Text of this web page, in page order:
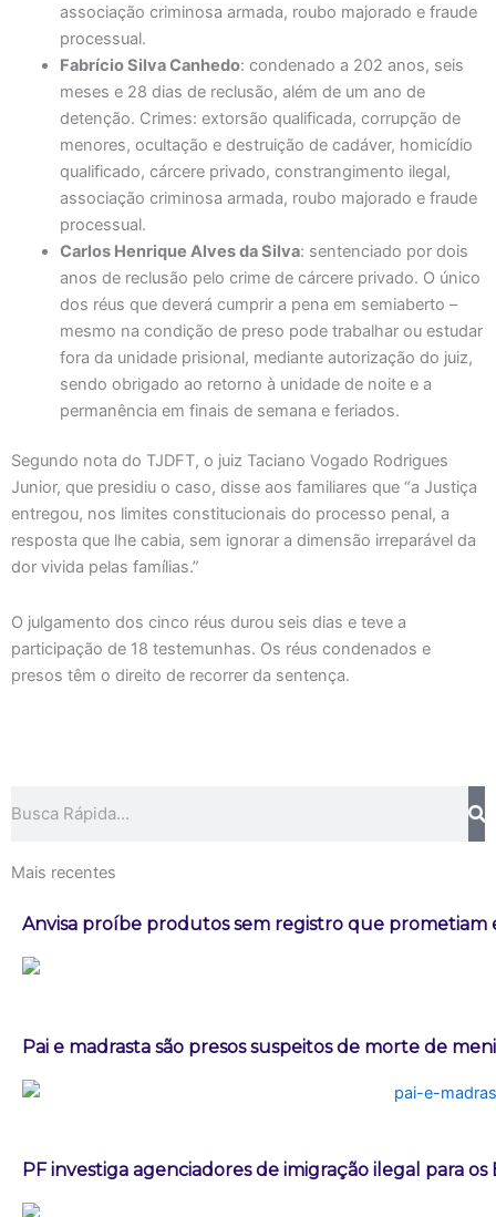
associação criminosa armada, roubo majorado e fraude
processual.
Fabrício Silva Canhedo: condenado a 202 anos, seis
meses e 28 dias de reclusão, além de um ano de
detenção. Crimes: extorsão qualificada, corrupção de
menores, ocultação e destruição de cadáver, homicídio
qualificado, cárcere privado, constrangimento ilegal,
associação criminosa armada, roubo majorado e fraude
processual.
Carlos Henrique Alves da Silva: sentenciado por dois
anos de reclusão pelo crime de cárcere privado. O único
dos réus que deverá cumprir a pena em semiaberto –
mesmo na condição de preso pode trabalhar ou estudar
fora da unidade prisional, mediante autorização do juiz,
sendo obrigado ao retorno à unidade de noite e a
permanência em finais de semana e feriados.
Segundo nota do TJDFT, o juiz Taciano Vogado Rodrigues
Junior, que presidiu o caso, disse aos familiares que “a Justiça
entregou, nos limites constitucionais do processo penal, a
resposta que lhe cabia, sem ignorar a dimensão irreparável da
dor vivida pelas famílias.”
O julgamento dos cinco réus durou seis dias e teve a
participação de 18 testemunhas. Os réus condenados e
presos têm o direito de recorrer da sentença.
Mais recentes
Anvisa proíbe produtos sem registro que prometiam
Pai e madrasta são presos suspeitos de morte de
PF investiga agenciadores de imigração ilegal para os